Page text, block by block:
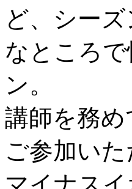
ど、シー
なところ
ン。
講師を務
ご参加い